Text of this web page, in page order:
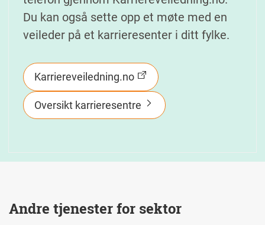
Du kan også sette opp et møte med en
veileder på et karrieresenter i ditt fylke.
Karriereveiledning.no
Oversikt karrieresentre
Andre tjenester for sektor